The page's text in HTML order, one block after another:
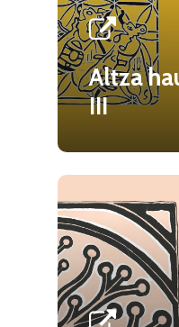
Altza
III